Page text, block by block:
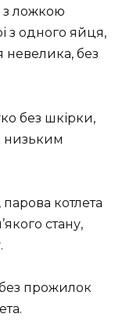
з ложкою
з одного яйця,
без
без шкірки,
низьким
котлета
стану,
прожилок